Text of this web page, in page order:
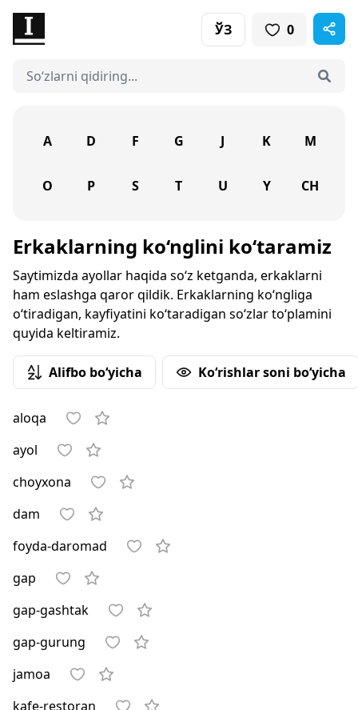
ЎЗ 0
A D F G J K M
O P S T U Y CH
Erkaklarning ko‘nglini ko‘taramiz
Saytimizda ayollar haqida so‘z ketganda, erkaklarni
ham eslashga qaror qildik. Erkaklarning ko‘ngliga
o‘tiradigan, kayfiyatini ko‘taradigan so‘zlar to‘plamini
quyida keltiramiz.
Alifbo bo‘yicha Ko‘rishlar soni bo‘yicha
aloqa
ayol
choyxona
dam
foyda-daromad
gap
gap-gashtak
gap-gurung
jamoa
kafe-restoran